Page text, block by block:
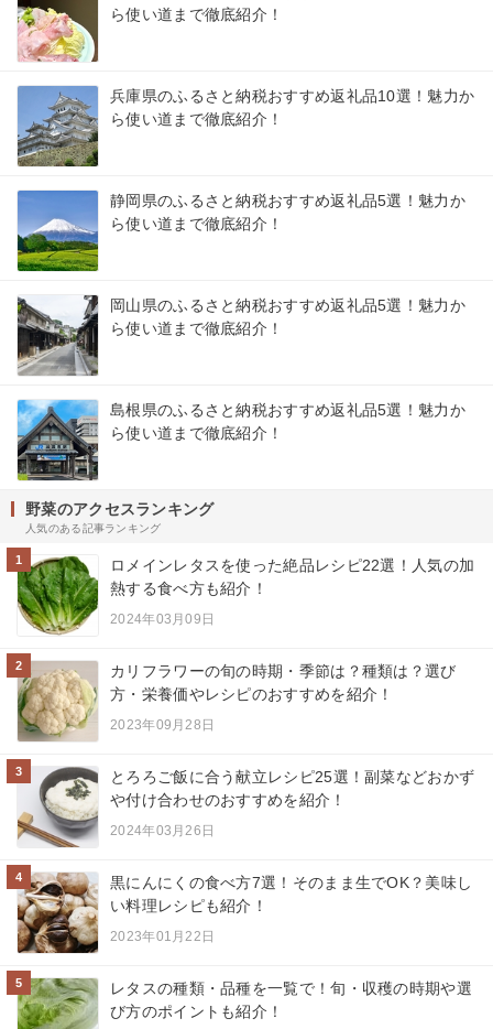
ら使い道まで徹底紹介！
兵庫県のふるさと納税おすすめ返礼品10選！魅力か
ら使い道まで徹底紹介！
静岡県のふるさと納税おすすめ返礼品5選！魅力か
ら使い道まで徹底紹介！
岡山県のふるさと納税おすすめ返礼品5選！魅力か
ら使い道まで徹底紹介！
島根県のふるさと納税おすすめ返礼品5選！魅力か
ら使い道まで徹底紹介！
野菜のアクセスランキング
人気のある記事ランキング
1
ロメインレタスを使った絶品レシピ22選！人気の加
熱する食べ方も紹介！
2024年03月09日
2
カリフラワーの旬の時期・季節は？種類は？選び
方・栄養価やレシピのおすすめを紹介！
2023年09月28日
3
とろろご飯に合う献立レシピ25選！副菜などおかず
や付け合わせのおすすめを紹介！
2024年03月26日
4
黒にんにくの食べ方7選！そのまま生でOK？美味し
い料理レシピも紹介！
2023年01月22日
5
レタスの種類・品種を一覧で！旬・収穫の時期や選
び方のポイントも紹介！